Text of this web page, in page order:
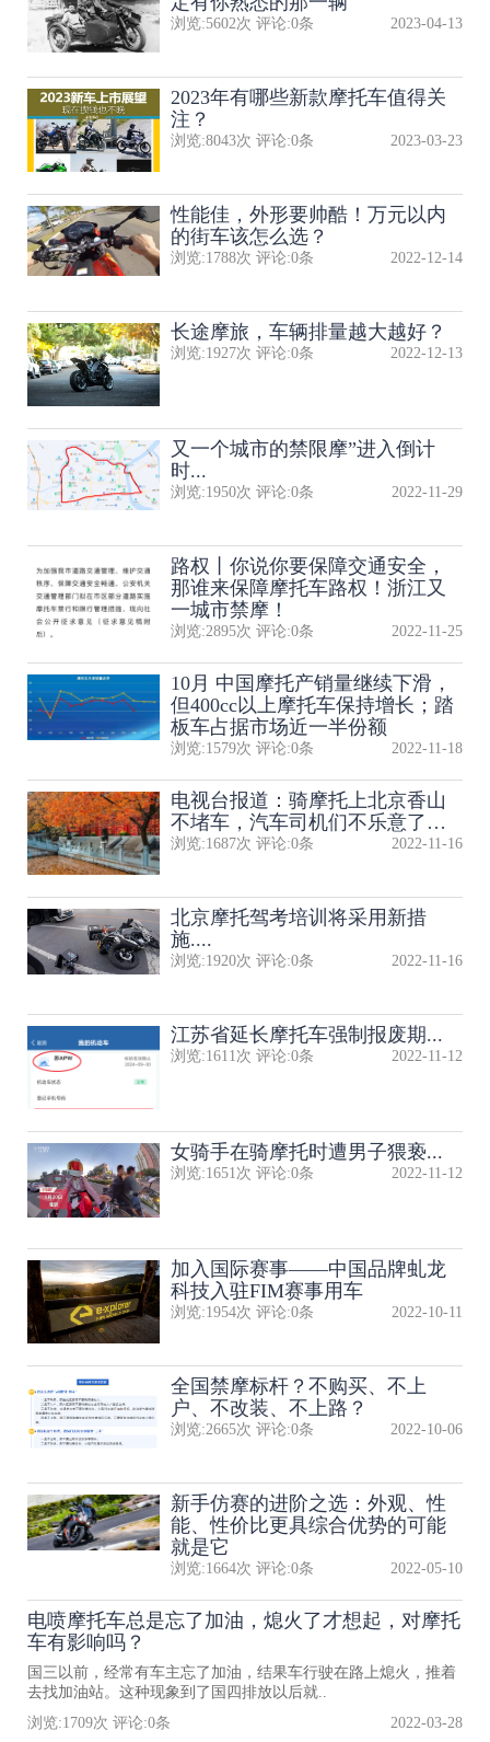
浏览:5602次 评论:0条 2023-04-13
2023年有哪些新款摩托车值得关
注？
浏览:8043次 评论:0条 2023-03-23
性能佳，外形要帅酷！万元以内
的街车该怎么选？
浏览:1788次 评论:0条 2022-12-14
长途摩旅，车辆排量越大越好？
浏览:1927次 评论:0条 2022-12-13
又一个城市的禁限摩”进入倒计
时...
浏览:1950次 评论:0条 2022-11-29
路权丨你说你要保障交通安全，
那谁来保障摩托车路权！浙江又
一城市禁摩！
浏览:2895次 评论:0条 2022-11-25
10月 中国摩托产销量继续下滑，
但400cc以上摩托车保持增长；踏
板车占据市场近一半份额
浏览:1579次 评论:0条 2022-11-18
电视台报道：骑摩托上北京香山
不堵车，汽车司机们不乐意了…
浏览:1687次 评论:0条 2022-11-16
北京摩托驾考培训将采用新措
施....
浏览:1920次 评论:0条 2022-11-16
江苏省延长摩托车强制报废期...
浏览:1611 次 评论:0条 2022-11-12
女骑手在骑摩托时遭男子猥亵...
浏览:1651 次 评论:0条 2022-11-12
加入国际赛事——中国品牌虬龙
科技入驻FIM赛事用车
浏览:1954次 评论:0条 2022-10-11
全国禁摩标杆？不购买、不上
户、不改装、不上路？
浏览:2665次 评论:0条 2022-10-06
新手仿赛的进阶之选：外观、性
能、性价比更具综合优势的可能
就是它
浏览:1664次 评论:0条 2022-05-10
电喷摩托车总是忘了加油，熄火了才想起，对摩托
车有影响吗？
国三以前，经常有车主忘了加油，结果车行驶在路上熄火，推着
去找加油站。这种现象到了国四排放以后就..
浏览:1709次 评论:0条 2022-03-28